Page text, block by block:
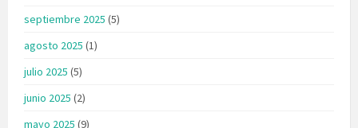
septiembre 2025 (5)
agosto 2025 (1)
julio 2025 (5)
junio 2025 (2)
mayo 2025 (9)